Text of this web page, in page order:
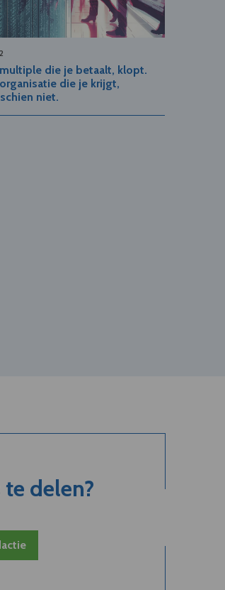
die je betaalt, klopt.
die je krijgt,
niet.
delen?